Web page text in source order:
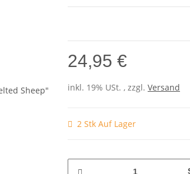
24,95 €
inkl. 19% USt. , zzgl. Versand
2 Stk Auf Lager